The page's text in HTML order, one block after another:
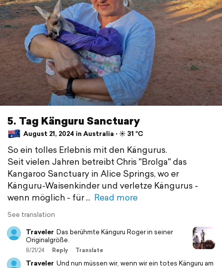
5. Tag Känguru Sanctuary
August 21, 2024 in Australia ⋅ ☀️ 31 °C
So ein tolles Erlebnis mit den Kängurus.
Seit vielen Jahren betreibt Chris "Brolga" das
Kangaroo Sanctuary in Alice Springs, wo er
Känguru-Waisenkinder und verletze Kängurus -
wenn möglich - für
Read more
See translation
Traveler Das berühmte Känguru Roger in seiner
Originalgröße.
8/21/24 Reply Translate
Traveler Und nun müssen wir, wenn wir ein totes Känguru am